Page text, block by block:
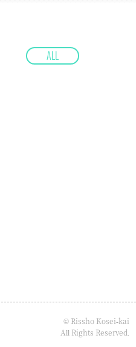
ALL
© Rissho Kosei-kai
All Rights Reserved.